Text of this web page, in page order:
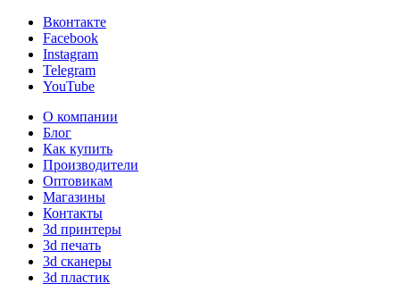
Вконтакте
Facebook
Instagram
Telegram
YouTube
О компании
Блог
Как купить
Производители
Оптовикам
Магазины
Контакты
3d принтеры
3d печать
3d сканеры
3d пластик